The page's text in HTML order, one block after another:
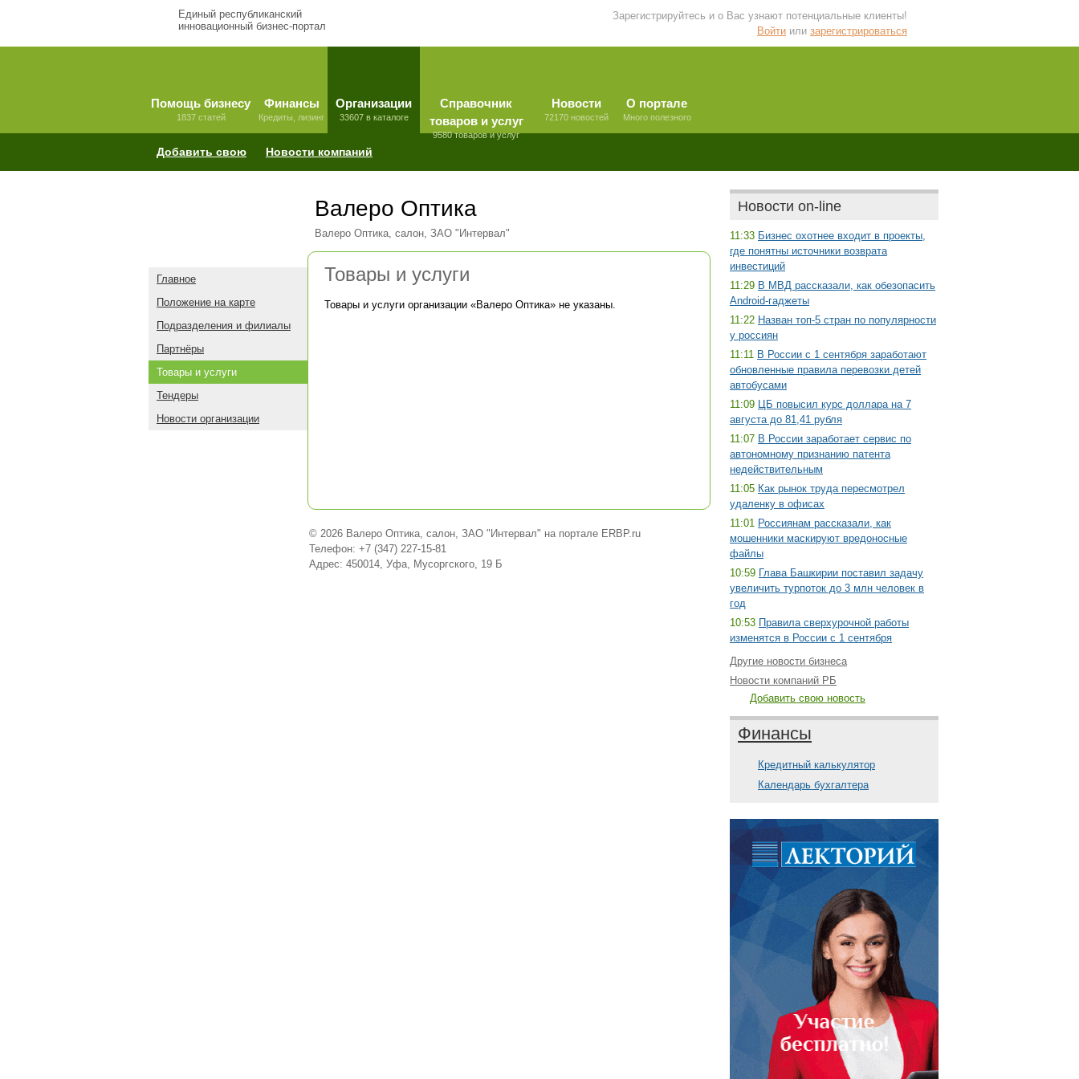
Единый республиканский
инновационный бизнес-портал
Зарегистрируйтесь и о Вас узнают потенциальные клиенты!
Войти или зарегистрироваться
Помощь бизнесу
1837 статей
Финансы
Кредиты, лизинг
Организации
33607 в каталоге
Справочник
товаров и услуг
9580 товаров и услуг
Новости
72170 новостей
О портале
Много полезного
Добавить свою Новости компаний
Валеро Оптика
Валеро Оптика, салон, ЗАО "Интервал"
Главное
Положение на карте
Подразделения и филиалы
Партнёры
Товары и услуги
Тендеры
Новости организации
Товары и услуги
Товары и услуги организации «Валеро Оптика» не указаны.
© 2026 Валеро Оптика, салон, ЗАО "Интервал" на портале ERBP.ru
Телефон: +7 (347) 227-15-81
Адрес: 450014, Уфа, Мусоргского, 19 Б
Новости on-line
11:33 Бизнес охотнее входит в проекты,
где понятны источники возврата
инвестиций
11:29 В МВД рассказали, как обезопасить
Android-гаджеты
11:22 Назван топ-5 стран по популярности
у россиян
11:11 В России с 1 сентября заработают
обновленные правила перевозки детей
автобусами
11:09 ЦБ повысил курс доллара на 7
августа до 81,41 рубля
11:07 В России заработает сервис по
автономному признанию патента
недействительным
11:05 Как рынок труда пересмотрел
удаленку в офисах
11:01 Россиянам рассказали, как
мошенники маскируют вредоносные
файлы
10:59 Глава Башкирии поставил задачу
увеличить турпоток до 3 млн человек в
год
10:53 Правила сверхурочной работы
изменятся в России с 1 сентября
Другие новости бизнеса
Новости компаний РБ
Добавить свою новость
Финансы
Кредитный калькулятор
Календарь бухгалтера